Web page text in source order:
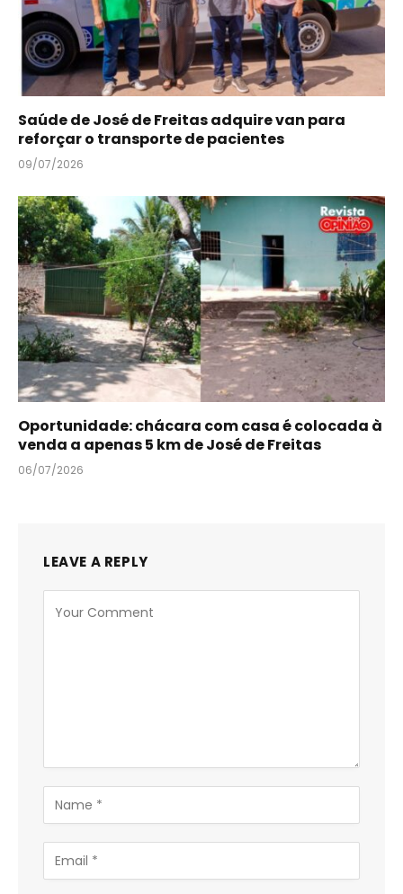
Saúde de José de Freitas adquire van para
reforçar o transporte de pacientes
09/07/2026
Oportunidade: chácara com casa é colocada à
venda a apenas 5 km de José de Freitas
06/07/2026
LEAVE A REPLY